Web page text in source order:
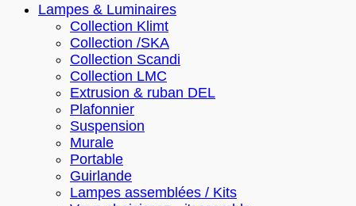
Lampes & Luminaires
Collection Klimt
Collection /SKA
Collection Scandi
Collection LMC
Extrusion & ruban DEL
Plafonnier
Suspension
Murale
Portable
Guirlande
Lampes assemblées / Kits